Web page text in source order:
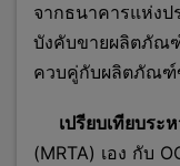
จากธนาคารแห่ง
บังคับขายผลิตภัณ
ควบคู่กับผลิตภัณฑ์
เปรียบเทียบระ
(MRTA) เอง กับ